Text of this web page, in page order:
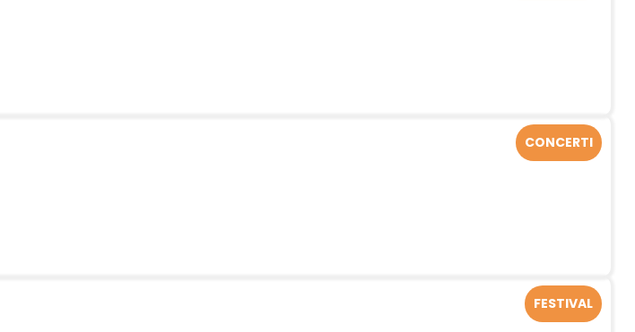
CONCERTI
FESTIVAL